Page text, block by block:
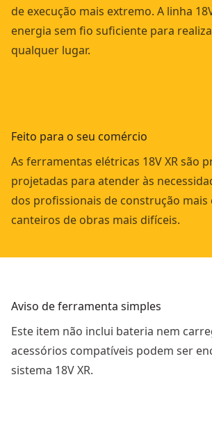
de execução mais extremo. A linha
energia sem fio suficiente para
qualquer lugar.
Feito para o seu comércio
As ferramentas elétricas 18V XR são
projetadas para atender às
dos profissionais de construção mais
canteiros de obras mais difíceis.
Aviso de ferramenta simples
Este item não inclui bateria nem
acessórios compatíveis podem ser
sistema 18V XR.